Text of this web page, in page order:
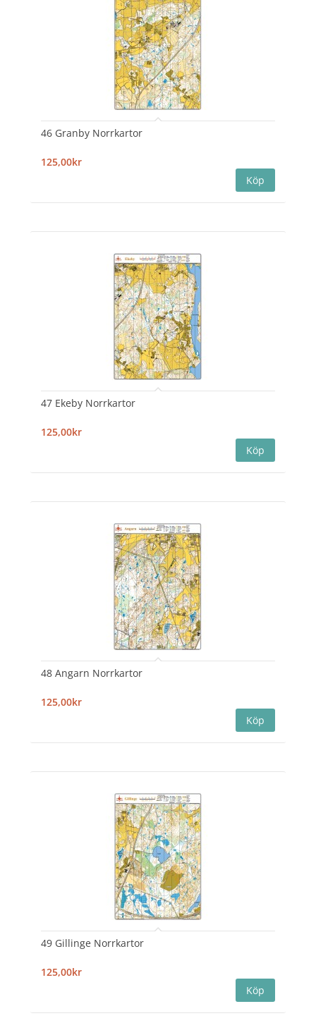
46 Granby Norrkartor
125,00kr
47 Ekeby Norrkartor
125,00kr
48 Angarn Norrkartor
125,00kr
49 Gillinge Norrkartor
125,00kr